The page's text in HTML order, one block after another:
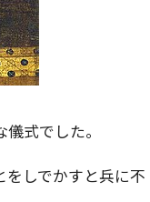
式でした。
しでかすと兵に不